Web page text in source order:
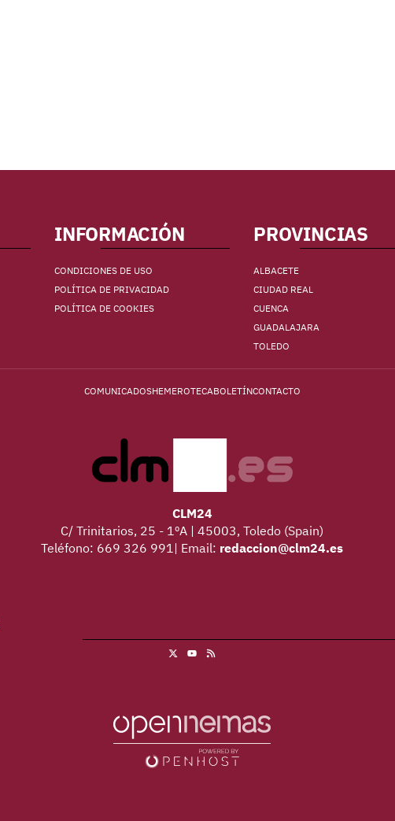
INFORMACIÓN
CONDICIONES DE USO
POLÍTICA DE PRIVACIDAD
POLÍTICA DE COOKIES
PROVINCIAS
ALBACETE
CIUDAD REAL
CUENCA
GUADALAJARA
TOLEDO
COMUNICADOSHEMEROTECABOLETÍNCONTACTO
CLM24
C/ Trinitarios, 25 - 1ºA | 45003, Toledo (Spain)
Teléfono: 669 326 991| Email: redaccion@clm24.es